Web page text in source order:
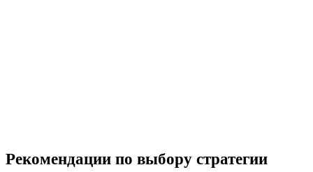
Рекомендации по выбору стратегии